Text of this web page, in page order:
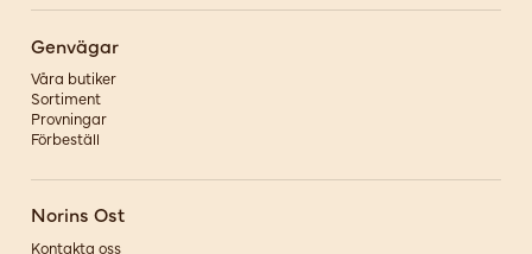
Genvägar
Våra butiker
Sortiment
Provningar
Förbeställ
Norins Ost
Kontakta oss